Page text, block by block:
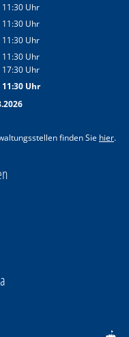
11:30 Uhr
Von 08:30 bis 11:30 Uhr
11:30 Uhr
Von 08:30 bis 11:30 Uhr
11:30 Uhr
Von 08:30 bis 11:30 Uhr
11:30 Uhr
Von 08:30 bis 11:30 Uhr
17:30 Uhr
Von 14:00 bis 17:30 Uhr
11:30Uhr
Von 08:30 bis 11:30 Uhr
finden Sie hier.